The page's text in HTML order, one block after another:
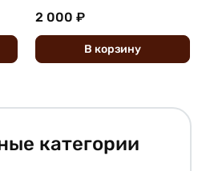
2 000 ₽
В корзину
категории